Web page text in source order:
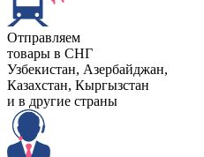
Отправляем
товары в СНГ
Узбекистан, Aзербайджан,
Казахстан, Кыргызстан
и в другие страны